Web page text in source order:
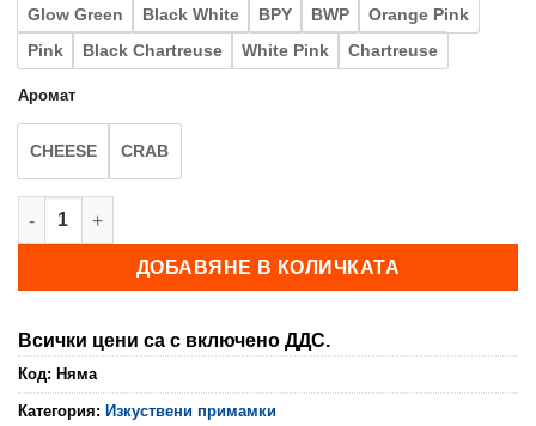
Glow Green Black White BPY BWP
Orange Pink
Pink
Black Chartreuse White Pink Chartreuse
Аромат
CHEESE CRAB
количество за HERAKLES: RINGO TAIL
ДОБАВЯНЕ В КОЛИЧКАТА
Всички цени са с включено ДДС.
Код: Няма
Категория: Изкуствени примамки